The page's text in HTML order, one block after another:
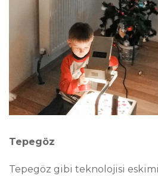
BİZİMLE
İSTER
Tepegöz
Tepegöz gibi teknolojisi